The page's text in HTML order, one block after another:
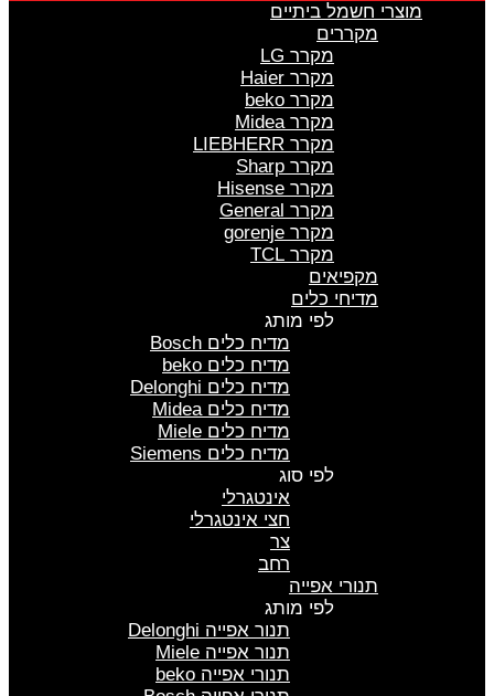
מוצרי חשמל ביתיים
מקררים
מקרר LG
מקרר Haier
מקרר beko
מקרר Midea
מקרר LIEBHERR
מקרר Sharp
מקרר Hisense
מקרר General
מקרר gorenje
מקרר TCL
מקפיאים
מדיחי כלים
לפי מותג
מדיח כלים Bosch
מדיח כלים beko
מדיח כלים Delonghi
מדיח כלים Midea
מדיח כלים Miele
מדיח כלים Siemens
לפי סוג
אינטגרלי
חצי אינטגרלי
צר
רחב
תנורי אפייה
לפי מותג
תנור אפייה Delonghi
תנור אפייה Miele
תנורי אפייה beko